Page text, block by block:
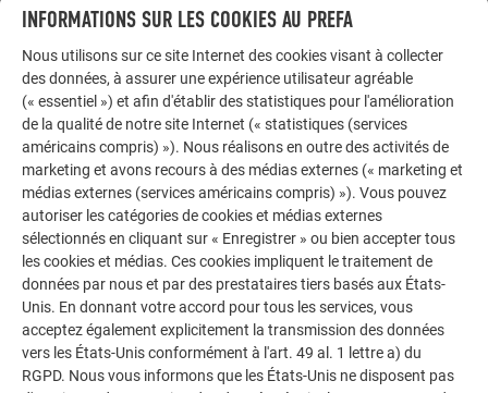
d’entretien, s’inscrit parfaitement dans le concept
long bandeau de fenêtres qui s’étire presque sur toute la
largeur de la toiture, interrompant le revêtement en bardeaux.
La réalisation de cette solution sur mesure a nécessité une
planification et une mise en œuvre particulièrement
soignées. Philippe Iacono di Cacito, de l’entreprise ID
Couverture, responsable de la toiture, explique : « Le lien
personnel avec les projets est essentiel pour moi. » En
étroite collaboration avec les architectes, il a conçu des
raccords spécifiques, un projet expérimental en construction
bois comme celui-ci ne permettant pas de recourir à une
couverture standard.
À la demande des propriétaires,l’évacuation des eaux
INFORMATIONS SUR LES COOKIES AU PREFA
Nous utilisons sur ce site Internet des cookies visant à collecter
des données, à assurer une expérience utilisateur agréable
(« essentiel ») et afin d'établir des statistiques pour l'amélioration
de la qualité de notre site Internet (« statistiques (services
américains compris) »). Nous réalisons en outre des activités de
marketing et avons recours à des médias externes (« marketing et
médias externes (services américains compris) »). Vous pouvez
autoriser les catégories de cookies et médias externes
sélectionnés en cliquant sur « Enregistrer » ou bien accepter tous
les cookies et médias. Ces cookies impliquent le traitement de
données par nous et par des prestataires tiers basés aux États-
Unis. En donnant votre accord pour tous les services, vous
acceptez également explicitement la transmission des données
vers les États-Unis conformément à l'art. 49 al. 1 lettre a) du
RGPD. Nous vous informons que les États-Unis ne disposent pas